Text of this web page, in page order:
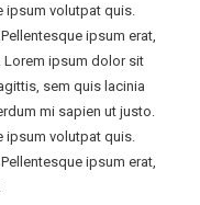
ipsum volutpat quis.
ipsum erat,
Lorem ipsum dolor sit
sem quis lacinia
mi sapien ut justo.
ipsum volutpat quis.
ipsum erat,